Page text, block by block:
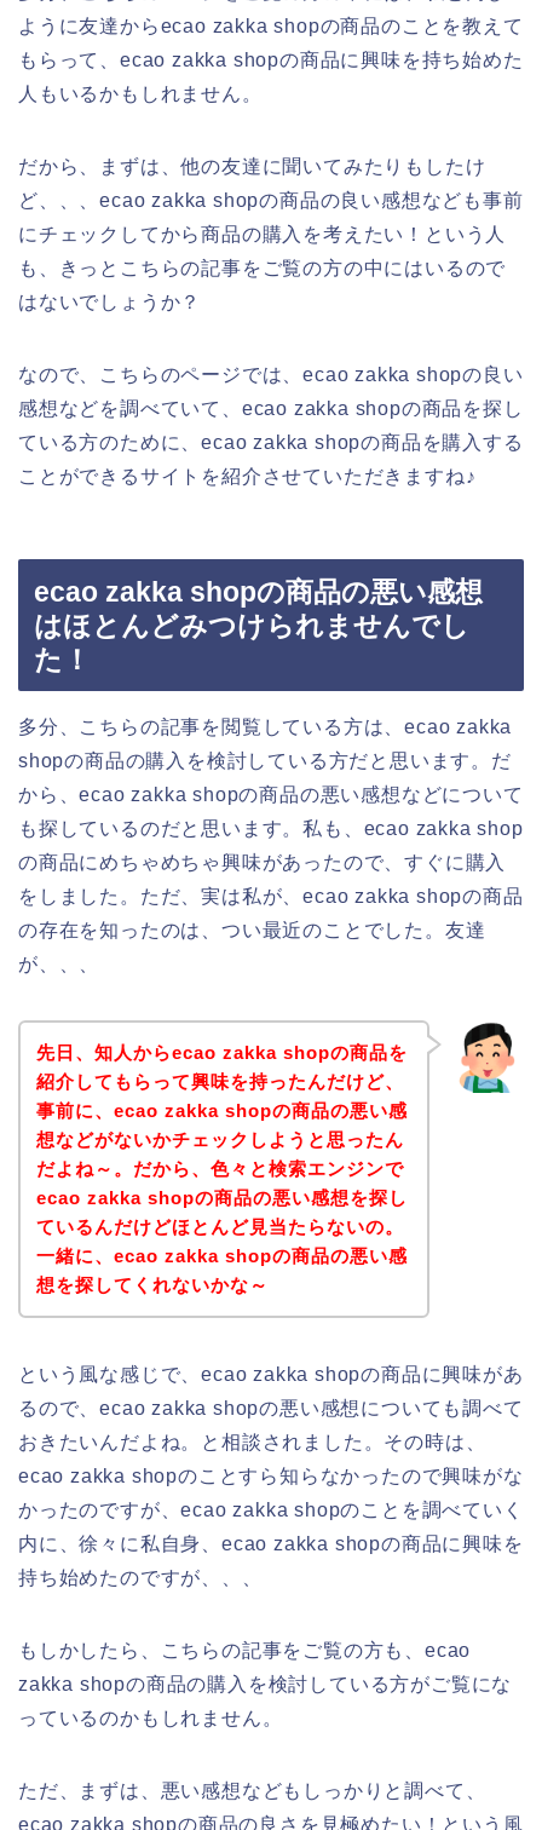
ように友達からecao zakka shopの商品のことを教えて
もらって、ecao zakka shopの商品に興味を持ち始めた
人もいるかもしれません。
だから、まずは、他の友達に聞いてみたりもしたけ
ど、、、ecao zakka shopの商品の良い感想なども事前
にチェックしてから商品の購入を考えたい！という人
も、きっとこちらの記事をご覧の方の中にはいるので
はないでしょうか？
なので、こちらのページでは、ecao zakka shopの良い
感想などを調べていて、ecao zakka shopの商品を探し
ている方のために、ecao zakka shopの商品を購入する
ことができるサイトを紹介させていただきますね♪
ecao zakka shopの商品の悪い感想
はほとんどみつけられませんでし
た！
多分、こちらの記事を閲覧している方は、ecao zakka
shopの商品の購入を検討している方だと思います。だ
から、ecao zakka shopの商品の悪い感想などについて
も探しているのだと思います。私も、ecao zakka shop
の商品にめちゃめちゃ興味があったので、すぐに購入
をしました。ただ、実は私が、ecao zakka shopの商品
の存在を知ったのは、つい最近のことでした。友達
が、、、
先日、知人からecao zakka shopの商品を
紹介してもらって興味を持ったんだけど、
事前に、ecao zakka shopの商品の悪い感
想などがないかチェックしようと思ったん
だよね～。だから、色々と検索エンジンで
ecao zakka shopの商品の悪い感想を探し
ているんだけどほとんど見当たらないの。
一緒に、ecao zakka shopの商品の悪い感
想を探してくれないかな～
という風な感じで、ecao zakka shopの商品に興味があ
るので、ecao zakka shopの悪い感想についても調べて
おきたいんだよね。と相談されました。その時は、
ecao zakka shopのことすら知らなかったので興味がな
かったのですが、ecao zakka shopのことを調べていく
内に、徐々に私自身、ecao zakka shopの商品に興味を
持ち始めたのですが、、、
もしかしたら、こちらの記事をご覧の方も、ecao
zakka shopの商品の購入を検討している方がご覧にな
っているのかもしれません。
ただ、まずは、悪い感想などもしっかりと調べて、
ecao zakka shopの商品の良さを見極めたい！という風